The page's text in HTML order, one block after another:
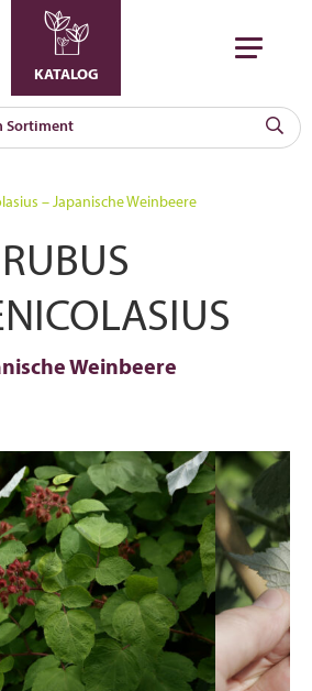
KATALOG
– Japanische Weinbeere
RUBUS
Weinbeere